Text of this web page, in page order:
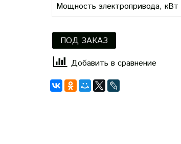
Мощность электропривода, кВт
ПОД ЗАКАЗ
Добавить в сравнение